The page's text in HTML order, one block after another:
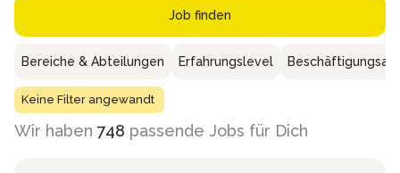
Job finden
Bereiche & Abteilungen Erfahrungslevel
Keine Filter angewandt
Wir haben 748 passende Jobs für Dich